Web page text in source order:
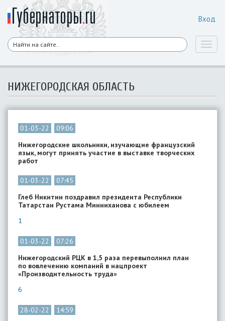
Вход
НИЖЕГОРОДСКАЯ ОБЛАСТЬ
01-03-22
09:06
Нижегородские школьники, изучающие французский
язык, могут принять участие в выставке творческих
работ
01-03-22
07:45
Глеб Никитин поздравил президента Республики
Татарстан Рустама Минниханова с юбилеем
1
01-03-22
07:26
Нижегородский РЦК в 1,5 раза перевыполнил план
по вовлечению компаний в нацпроект
«Производительность труда»
6
28-02-22
14:59